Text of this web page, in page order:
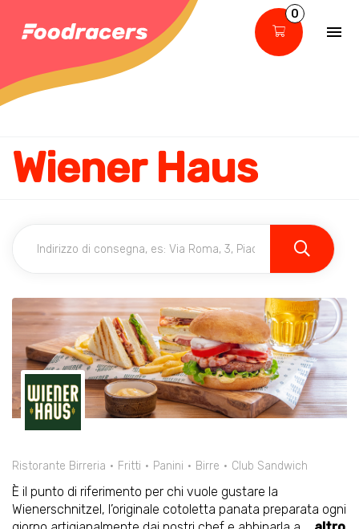
0
Wiener Haus
Ristorante Birreria Fritti Panini Birre Club Sandwich
È il punto di riferimento per chi vuole gustare la
Wienerschnitzel, l’originale cotoletta panata preparata ogni